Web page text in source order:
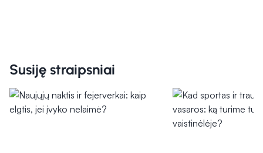
Susiję straipsniai